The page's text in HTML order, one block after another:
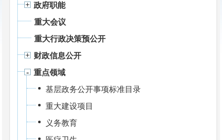
政府职能
重大会议
重大行政决策预公开
财政信息公开
重点领域
基层政务公开事项标准目录
重大建设项目
义务教育